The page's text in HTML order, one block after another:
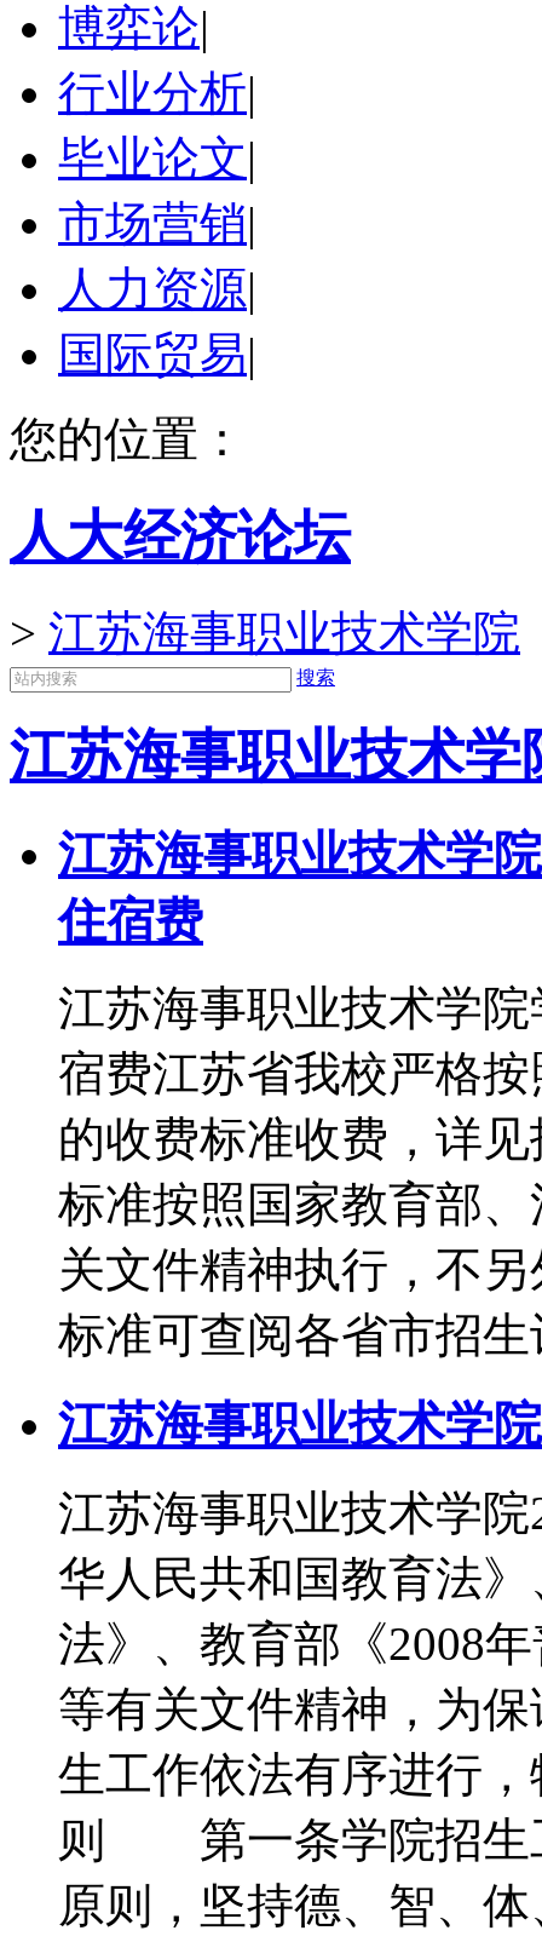
博弈论|
行业分析|
毕业论文|
市场营销|
人力资源|
国际贸易|
您的位置：
人大经济论坛
> 江苏海事职业技术学院
搜索
江苏海事职业技术学
江苏海事职业技术学
住宿费
江苏海事职业技术学
宿费江苏省我校严格
的收费标准收费，详
标准按照国家教育部
关文件精神执行，不
标准可查阅各省市招
江苏海事职业技术学
江苏海事职业技术学
华人民共和国教育法
法》、教育部《2008
等有关文件精神，为
生工作依法有序进行
则 第一条学院招生
原则，坚持德、智、